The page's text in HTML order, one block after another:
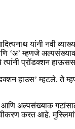
यांनी नवी
‘अ’ म्हणजे
प्रॉडक्शन
हाउस’ म्हटले. ते
अल्पसंख्याक
करत आहे.